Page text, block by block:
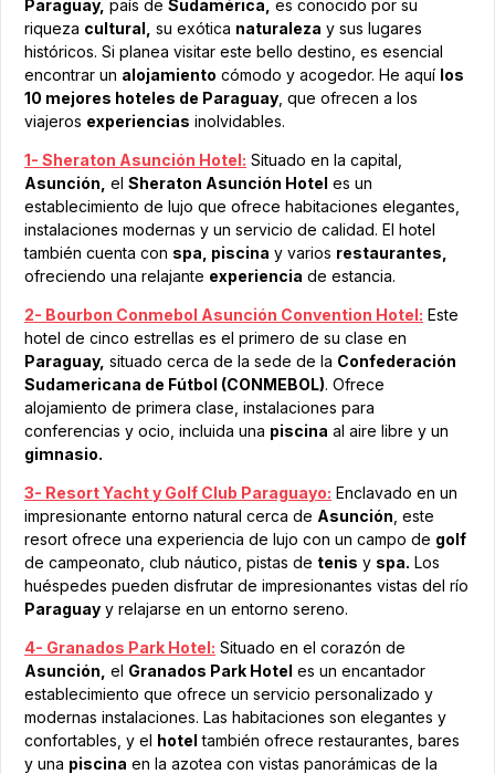
Paraguay, país de Sudamérica, es conocido por su
riqueza cultural, su exótica naturaleza y sus lugares
históricos. Si planea visitar este bello destino, es esencial
encontrar un alojamiento cómodo y acogedor. He aquí los
10 mejores hoteles de Paraguay , que ofrecen a los
viajeros experiencias inolvidables.
1- Sheraton Asunción Hotel: Situado en la capital,
Asunción, el Sheraton Asunción Hotel es un
establecimiento de lujo que ofrece habitaciones elegantes,
instalaciones modernas y un servicio de calidad. El hotel
también cuenta con spa, piscina y varios restaurantes,
ofreciendo una relajante experiencia de estancia.
2- Bourbon Conmebol Asunción Convention Hotel: Este
hotel de cinco estrellas es el primero de su clase en
Paraguay, situado cerca de la sede de la Confederación
Sudamericana de Fútbol (CONMEBOL). Ofrece
alojamiento de primera clase, instalaciones para
conferencias y ocio, incluida una piscina al aire libre y un
gimnasio.
3- Resort Yacht y Golf Club Paraguayo: Enclavado en un
impresionante entorno natural cerca de Asunción , este
resort ofrece una experiencia de lujo con un campo de golf
de campeonato, club náutico, pistas de tenis y spa. Los
huéspedes pueden disfrutar de impresionantes vistas del río
Paraguay y relajarse en un entorno sereno.
4- Granados Park Hotel: Situado en el corazón de
Asunción, el Granados Park Hotel es un encantador
establecimiento que ofrece un servicio personalizado y
modernas instalaciones. Las habitaciones son elegantes y
confortables, y el hotel también ofrece restaurantes, bares
y una piscina en la azotea con vistas panorámicas de la